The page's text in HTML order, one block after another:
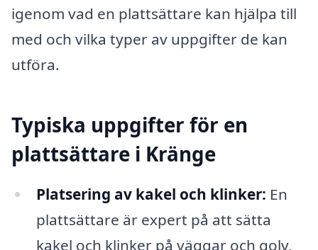
igenom vad en plattsättare kan hjälpa till
med och vilka typer av uppgifter de kan
utföra.
Typiska uppgifter för en
plattsättare i Kränge
Platsering av kakel och klinker: En
plattsättare är expert på att sätta
kakel och klinker på väggar och golv,